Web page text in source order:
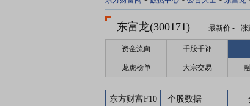
东富龙(300171) 最新价 - 涨
资金流向 千股千评
龙虎榜单 大宗交易
东方财富F10 个股数据